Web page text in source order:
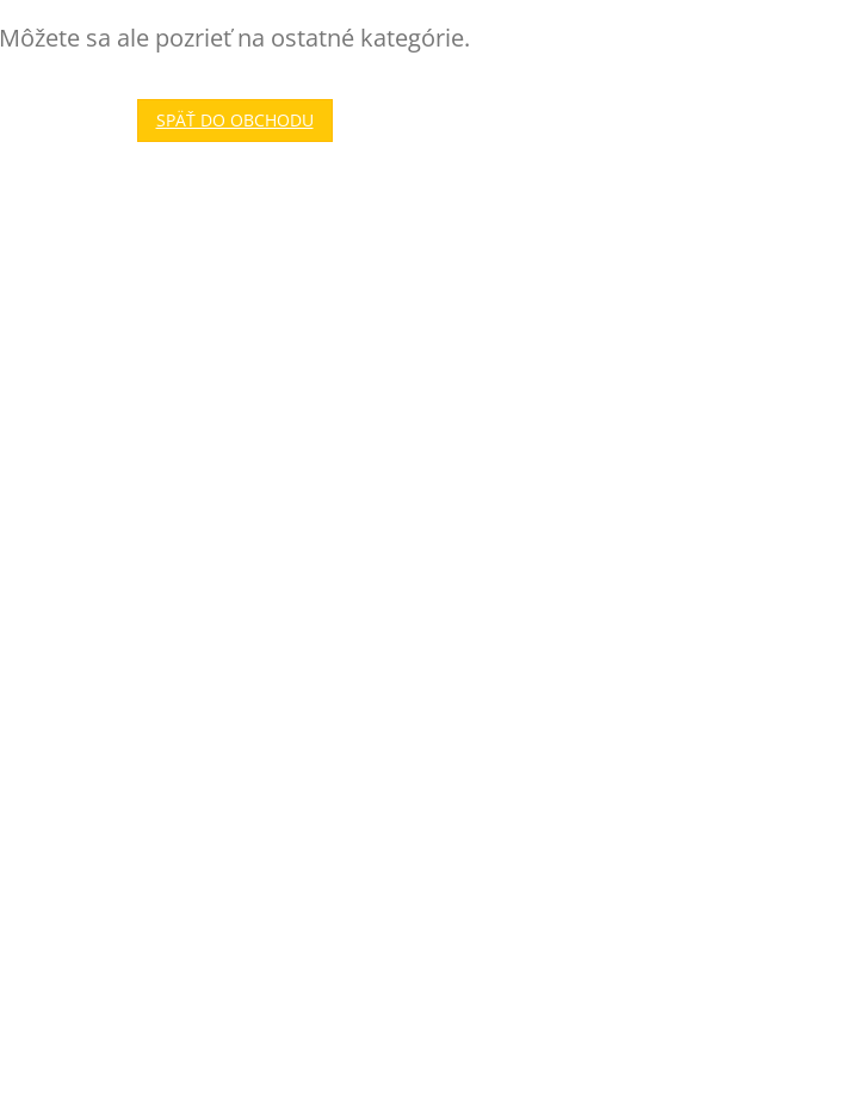
Môžete sa ale pozrieť na ostatné kategórie.
SPÄŤ DO OBCHODU